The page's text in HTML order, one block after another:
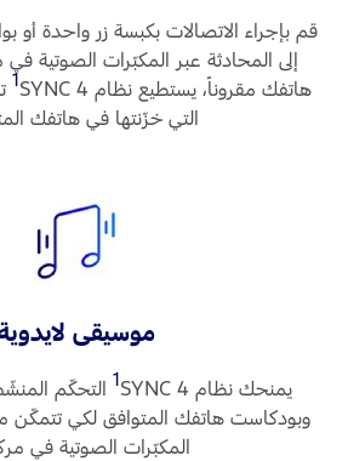
قم بإجراء الاتصالات بكبسة زر واحدة
إلى المحادثة عبر المكبّرات الصوتية
هاتفك مقروناً، يستطيع نظام SYNC 4‏
1
التي خزّنتها في هاتفك
موسيقى
يمنحك نظام SYNC 4 1 التحكّم
وبودكاست هاتفك المتوافق لكي تتمكّن
المكبّرات الصوتية في